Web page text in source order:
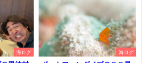
海ログ 海ログ